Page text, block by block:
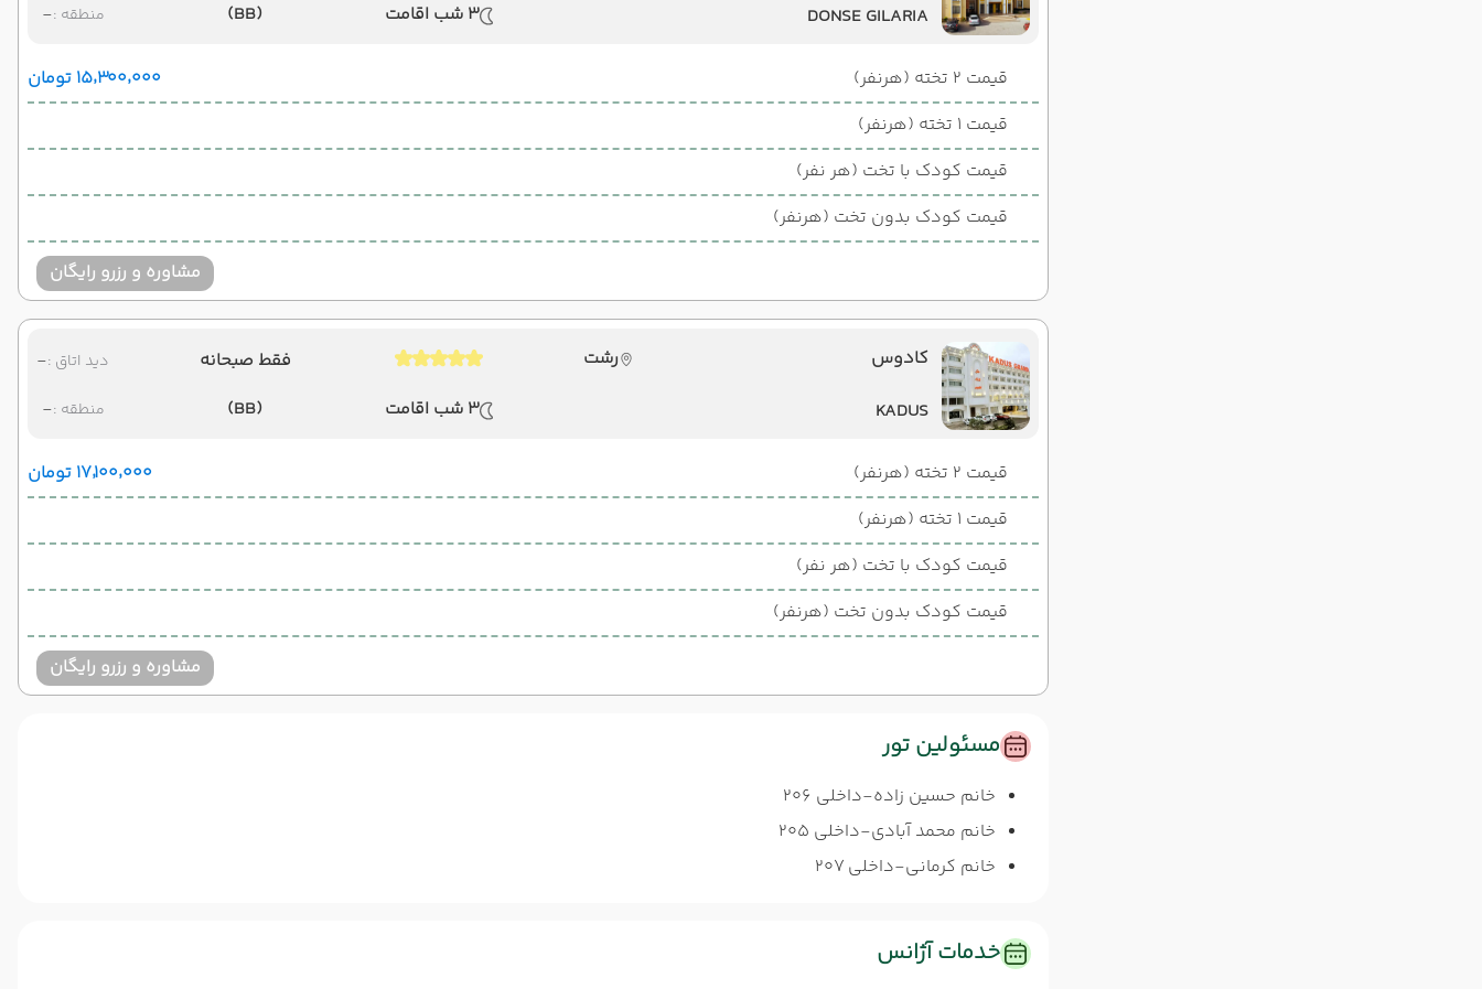
DONSE GILARIA
3 شب اقامت
(BB)
منطقه :-
قیمت 2 تخته (هرنفر)
۱۵٬۳۰۰٬۰۰۰ تومان
قیمت 1 تخته (هرنفر)
قیمت کودک با تخت (هر نفر)
قیمت کودک بدون تخت (هرنفر)
مشاوره و رزرو رایگان
کادوس
رشت
KADUS
3 شب اقامت
فقط صبحانه
(BB)
دید اتاق :-
منطقه :-
قیمت 2 تخته (هرنفر)
۱۷٬۱۰۰٬۰۰۰ تومان
قیمت 1 تخته (هرنفر)
قیمت کودک با تخت (هر نفر)
قیمت کودک بدون تخت (هرنفر)
مشاوره و رزرو رایگان
مسئولین تور
خانم حسین زاده-داخلی 206
خانم محمد آبادی-داخلی 205
خانم کرمانی-داخلی 207
خدمات آژانس